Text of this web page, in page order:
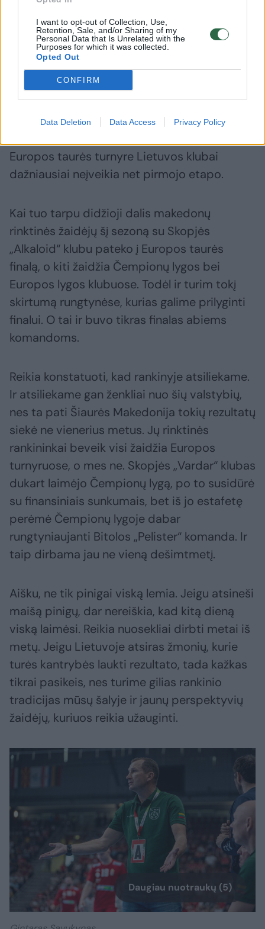
I want to opt-out of Collection, Use,
Retention, Sale, and/or Sharing of my
Personal Data that Is Unrelated with the
Purposes for which it was collected.
Opted Out
CONFIRM
Data Deletion Data Access Privacy Policy
makedonai ir slovėnai savo klubuose vos ne
kiekvieną savaitę žaidžia tarptautines
rungtynes. Mes, deja, to neturime. Kai
kuriuose momentuose buvo jaučiamas mūsų
žaidėjų jaudulys ir tai yra natūralu. Tokios
griausmingos arenos mūsų klubai nemato nei
Europos taurės turnyre Lietuvos klubai
dažniausiai neįveikia net pirmojo etapo.
Kai tuo tarpu didžioji dalis makedonų
rinktinės žaidėjų šį sezoną su Skopjės
„Alkaloid“ klubu pateko į Europos taurės
finalą, o kiti žaidžia Čempionų lygos bei
Europos lygos klubuose. Todėl ir turim tokį
skirtumą rungtynėse, kurias galime prilyginti
finalui. O tai ir buvo tikras finalas abiems
komandoms.
Reikia konstatuoti, kad rankinyje atsiliekame.
Ir atsiliekame gan ženkliai nuo šių valstybių,
nes ta pati Šiaurės Makedonija tokių rezultatų
siekė ne vienerius metus. Jų rinktinės
rankininkai beveik visi žaidžia Europos
turnyruose, o mes ne. Skopjės „Vardar“ klubas
dukart laimėjo Čempionų lygą, po to susidūrė
su finansiniais sunkumais, bet iš jo estafetę
perėmė Čempionų lygoje dabar
rungtyniaujanti Bitolos „Pelister“ komanda. Ir
taip dirbama jau ne vieną dešimtmetį.
Aišku, ne tik pinigai viską lemia. Jeigu atsineši
maišą pinigų, dar nereiškia, kad kitą dieną
viską laimėsi. Reikia nuosekliai dirbti metai iš
metų. Jeigu Lietuvoje atsiras žmonių, kurie
turės kantrybės laukti rezultato, tada kažkas
tikrai pasikeis, nes turime gilias rankinio
tradicijas mūsų šalyje ir jaunų perspektyvių
žaidėjų, kuriuos reikia užauginti.
Daugiau nuotraukų (5)